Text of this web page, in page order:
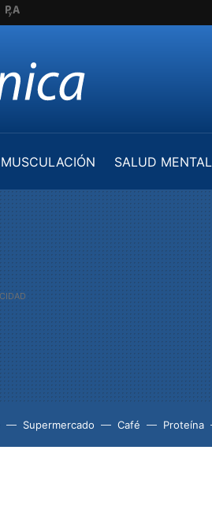
MUSCULACIÓN
SALUD MENTAL
Supermercado Café Proteína